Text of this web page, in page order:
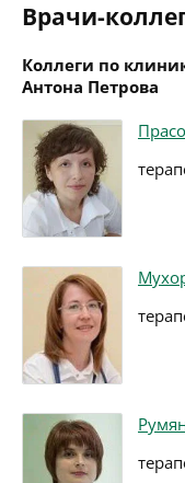
Врачи-
Коллеги по
Антона Петрова